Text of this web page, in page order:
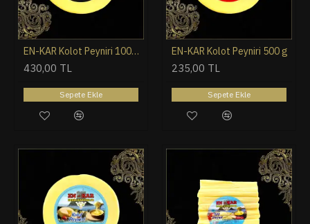
EN-KAR Kolot Peyniri 1000 gr (Tavalama Peyniri)
430,00 TL
Sepete Ekle
EN-KAR Kolot Peyniri 500 g
235,00 TL
Sepete Ekle